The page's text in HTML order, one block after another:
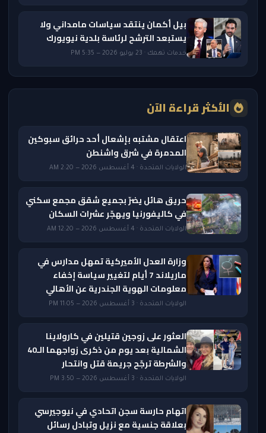
بيل أكمان ينتقد سياسات مامداني ولا
يستبعد الترشح لرئاسة بلدية نيويورك
خدمات تهمك · 23 يوليو 2026 — 5:35 PM
الأكثر قراءة الآن
اعتقال مشتبه بإشعال أحد حرائق سبوكين
المدمرة في شرق واشنطن
الولايات المتحدة · 4 أغسطس 2026 — 2:20 AM
حريق هائل يضرّ بجميع شقق مجمع سكني
في كاليفورنيا ويهجّر عشرات السكان
الولايات المتحدة · 4 أغسطس 2026 — 12:20 AM
وزارة العدل الأميركية تمهل مدارس في
ماريلاند 7 أيام لتغيير سياسة إخفاء
معلومات الهوية الجندرية عن الأهالي
الولايات المتحدة · 3 أغسطس 2026 — 11:05 PM
العثور على زوجين قتيلين في كارولاينا
الشمالية بعد يوم من ذكرى زواجهما الـ40
والشرطة ترجّح جريمة قتل وانتحار
الولايات المتحدة · 3 أغسطس 2026 — 3:50 PM
اتهام حارسة سجن اتحادي في نيوجيرسي
بعلاقة جنسية مع نزيل وتبادل رسائل